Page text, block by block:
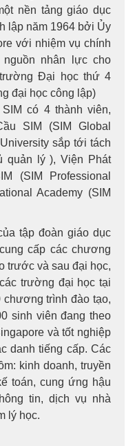
nền tảng giáo dục
lập năm 1964 bởi Ủy
với nhiệm vụ chính
nhân lực cho
Đại học thứ 4
đại học công lập)
có 4 thành viên,
SIM (SIM Global
sắp tới tách
quản lý ), Viện Phát
(SIM Professional
Academy (SIM
tập đoàn giáo dục
cấp các chương
trước và sau đại học,
trường đại học tại
trình đào tạo,
sinh viên đang theo
và tốt nghiệp
danh tiếng cấp. Các
kinh doanh, truyền
toán, cung ứng hậu
tin, dịch vụ nhà
lý học.